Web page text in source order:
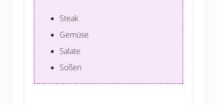
Steak
Gemüse
Salate
Soßen